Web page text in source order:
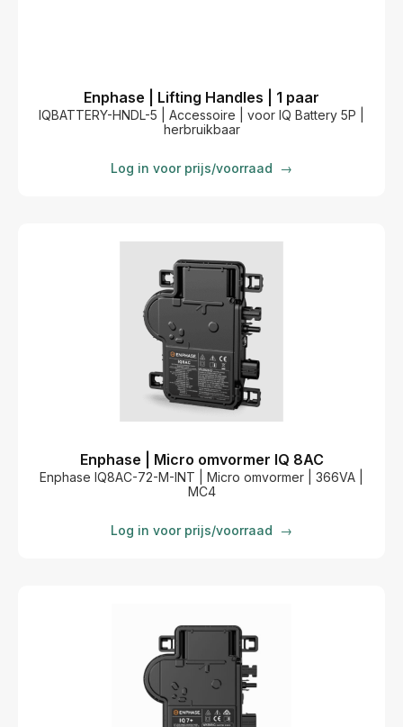
Enphase | Lifting Handles | 1 paar
IQBATTERY-HNDL-5 | Accessoire | voor IQ Battery 5P |
herbruikbaar
Log in voor prijs/voorraad →
Enphase | Micro omvormer IQ 8AC
Enphase IQ8AC-72-M-INT | Micro omvormer | 366VA |
MC4
Log in voor prijs/voorraad →